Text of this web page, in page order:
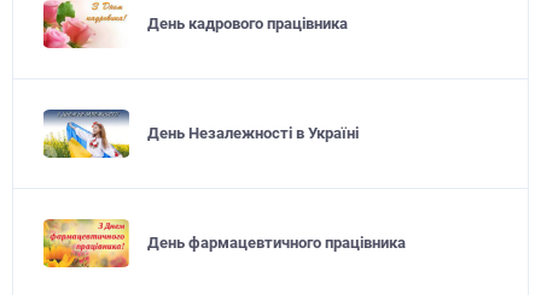
День кадрового працівника
День Незалежності в Україні
День фармацевтичного працівника